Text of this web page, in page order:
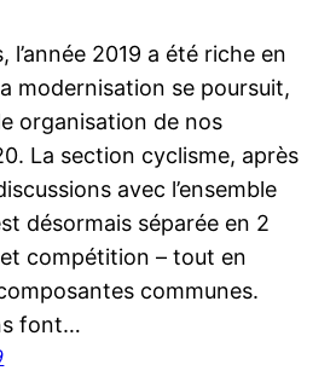
l’année 2019 a été riche en
modernisation se poursuit,
organisation de nos
La section cyclisme, après
avec l’ensemble
désormais séparée en 2
compétition – tout en
communes.
font…